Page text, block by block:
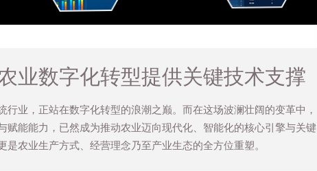
业数字化转型提供关键技术支撑
业，正站在数字化转型的浪潮之巅。而在这场波澜壮阔的变革中，
赋能能力，已然成为推动农业迈向现代化、智能化的核心引擎与关键
农业生产方式、经营理念乃至产业生态的全方位重塑。